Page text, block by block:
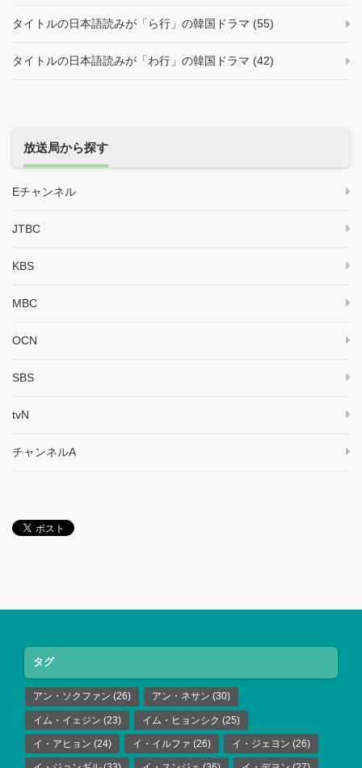
タイトルの日本語読みが「ら行」の韓国ドラマ (55)
タイトルの日本語読みが「わ行」の韓国ドラマ (42)
放送局から探す
Eチャンネル
JTBC
KBS
MBC
OCN
SBS
tvN
チャンネルA
タグ
アン・ソクファン (26) アン・ネサン (30)
イム・イェジン (23) イム・ヒョンシク (25)
イ・アヒョン (24) イ・イルファ (26) イ・ジェヨン (26)